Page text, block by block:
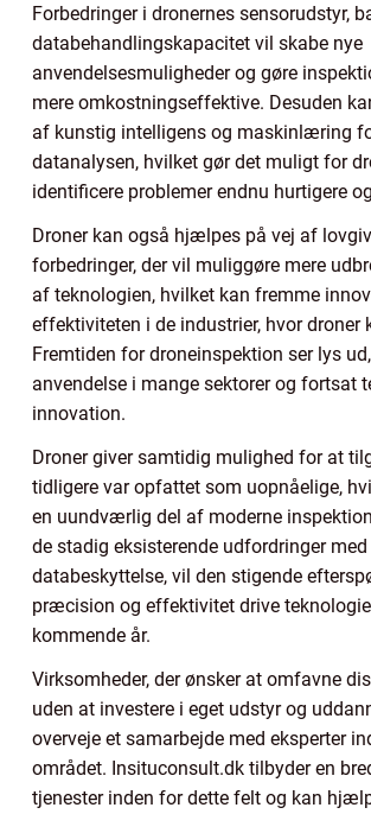
Forbedringer i dronernes sensorudstyr,
databehandlingskapacitet vil skabe nye
anvendelsesmuligheder og gøre
mere omkostningseffektive. Desuden
af kunstig intelligens og maskinlæring
datanalysen, hvilket gør det muligt for
identificere problemer endnu hurtigere
Droner kan også hjælpes på vej af
forbedringer, der vil muliggøre mere
af teknologien, hvilket kan fremme
effektiviteten i de industrier, hvor droner
Fremtiden for droneinspektion ser lys
anvendelse i mange sektorer og fortsat
innovation.
Droner giver samtidig mulighed for at
tidligere var opfattet som uopnåelige,
en uundværlig del af moderne
de stadig eksisterende udfordringer
databeskyttelse, vil den stigende
præcision og effektivitet drive
kommende år.
Virksomheder, der ønsker at omfavne
uden at investere i eget udstyr og
overveje et samarbejde med eksperter
området. Insituconsult.dk tilbyder en
tjenester inden for dette felt og kan